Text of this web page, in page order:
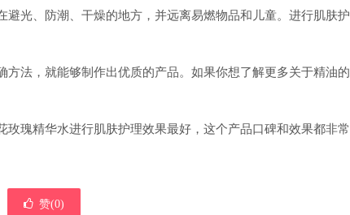
光、防潮、干燥的地方，并远离易燃物品和儿童。进行肌肤护
法，就能够制作出优质的产品。如果你想了解更多关于精油的
瑰精华水进行肌肤护理效果最好，这个产品口碑和效果都非常
赞(0)